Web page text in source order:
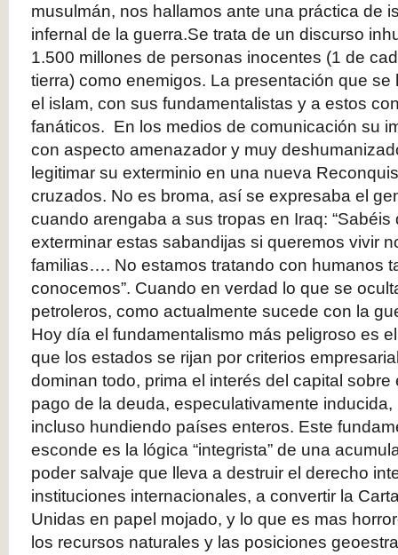
musulmán, nos hallamos ante una práctica de
infernal de la guerra.Se trata de un discurso
1.500 millones de personas inocentes (1 de
tierra) como enemigos. La presentación que
el islam, con sus fundamentalistas y a estos
fanáticos. En los medios de comunicación su
con aspecto amenazador y muy
legitimar su exterminio en una nueva
cruzados. No es broma, así se expresaba el
cuando arengaba a sus tropas en Iraq:
exterminar estas sabandijas si queremos vivir
familias…. No estamos tratando con humanos
conocemos”. Cuando en verdad lo que se
petroleros, como actualmente sucede con la
Hoy día el fundamentalismo más peligroso es
que los estados se rijan por criterios
dominan todo, prima el interés del capital
pago de la deuda, especulativamente inducida,
incluso hundiendo países enteros. Este
esconde es la lógica “integrista” de una
poder salvaje que lleva a destruir el derecho
instituciones internacionales, a convertir la
Unidas en papel mojado, y lo que es mas
los recursos naturales y las posiciones